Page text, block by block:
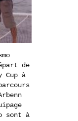
de
Cup à
sont à